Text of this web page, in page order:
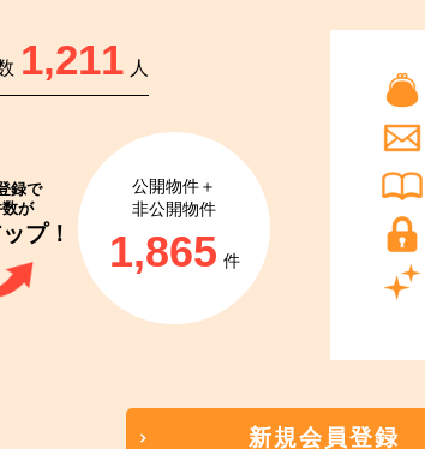
1,211 人
録で
が
プ！
公開物件＋
非公開物件
1,865 件
新規会員登録